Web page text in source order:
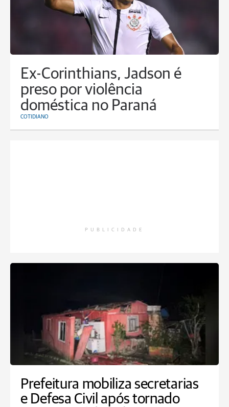
Ex-Corinthians, Jadson é
preso por violência
doméstica no Paraná
COTIDIANO
PUBLICIDADE
Prefeitura mobiliza secretarias
e Defesa Civil após tornado